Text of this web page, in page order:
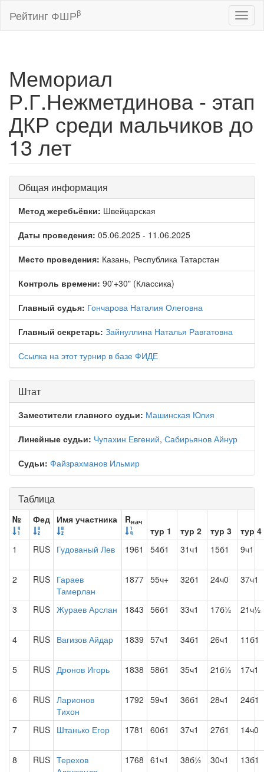
Рейтинг ФШРβ
Мемориал
Р.Г.Нежметдинова - этап
ДКР среди мальчиков до
13 лет
Общая информация
Метод жеребьёвки: Швейцарская
Даты проведения: 05.06.2025 - 11.06.2025
Место проведения: Казань, Республика Татарстан
Контроль времени: 90'+30" (Классика)
Главный судья: Гончарова Наталия Олеговна
Главный секретарь: Зайнуллина Наталья Равгатовна
Ссылка на этот турнир в базе ФИДЕ
Штат
Заместители главного судьи: Машинская Юлия
Линейные судьи: Чупахин Евгений, Сабирьянов Айнур
Судьи: Файзрахманов Ильмир
Таблица
№ Фед Имя участника Rнач
тур 1 тур 2 тур 3
тур 4
1
RUS Гудованый Лев 1961 54б1 31ч1 15б1 9ч1
2 RUS Гараев
Тамерлан
1877 55ч+ 32б1 24ч0 37ч1
3 RUS Жураев Арслан 1843 56б1 33ч1 17б½ 21ч½
4 RUS Вагизов Айдар 1839 57ч1 34б1 26ч1 11б1
5 RUS Дронов Игорь 1838 58б1 35ч1 21б½ 17ч1
6 RUS Ларионов
Тихон
1792 59ч1 36б1 28ч1 24б1
7 RUS Штанько Егор 1781 60б1 37ч1 27б1 14ч0
8 RUS Терехов
1768 61ч1 38б½ 30ч1 13б1